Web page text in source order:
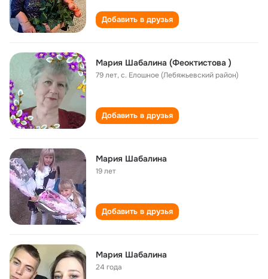
Добавить в друзья
Мария Шабалина (Феоктистова )
79 лет,с. Елошное (Лебяжьевский район)
Добавить в друзья
Мария Шабалина
19 лет
Добавить в друзья
Мария Шабалина
24 года